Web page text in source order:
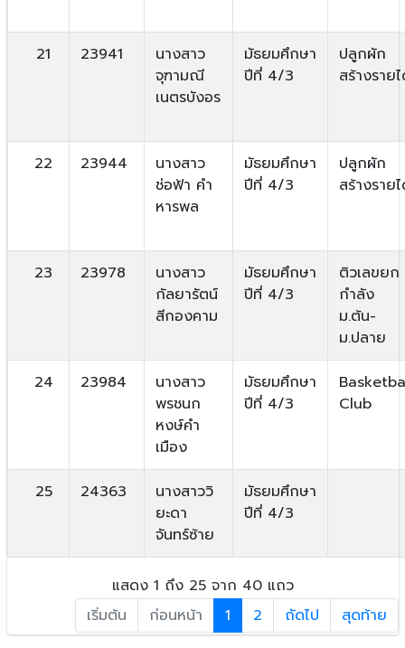
21 23941
นางสาว
จุฑามณี
เนตรบังอร
มัธยมศึกษา
ปีที่ 4/3
ปลูกผัก
สร้างราย
22 23944
นางสาว
ช่อฟ้า คำ
หารพล
มัธยมศึกษา
ปีที่ 4/3
ปลูกผัก
สร้างราย
23 23978
นางสาว
กัลยารัตน์
สีกองคาม
มัธยมศึกษา
ปีที่ 4/3
ติวเลขยก
กำลัง
ม.ต้น-
ม.ปลาย
24 23984
นางสาว
พรชนก
หงษ์คำ
เมือง
มัธยมศึกษา
ปีที่ 4/3
Club
25 24363
นางสาววิ
ยะดา
จันทร์ซ้าย
มัธยมศึกษา
ปีที่ 4/3
แสดง 1 ถึง 25 จาก 40 แถว
เริ่มต้น
ก่อนหน้า 1 2 ถัดไป สุดท้าย